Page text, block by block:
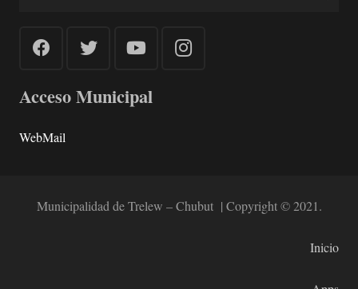
Acceso Municipal
WebMail
Municipalidad de Trelew – Chubut | Copyright © 2021.
Inicio